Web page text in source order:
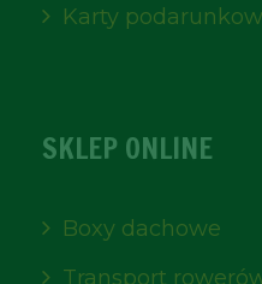
Karty
SKLEP ONLINE
Boxy dachowe
Transport